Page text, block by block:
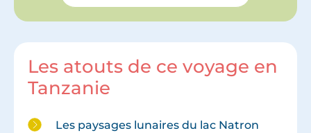
Les atouts de ce voyage en
Tanzanie
Les paysages lunaires du lac Natron